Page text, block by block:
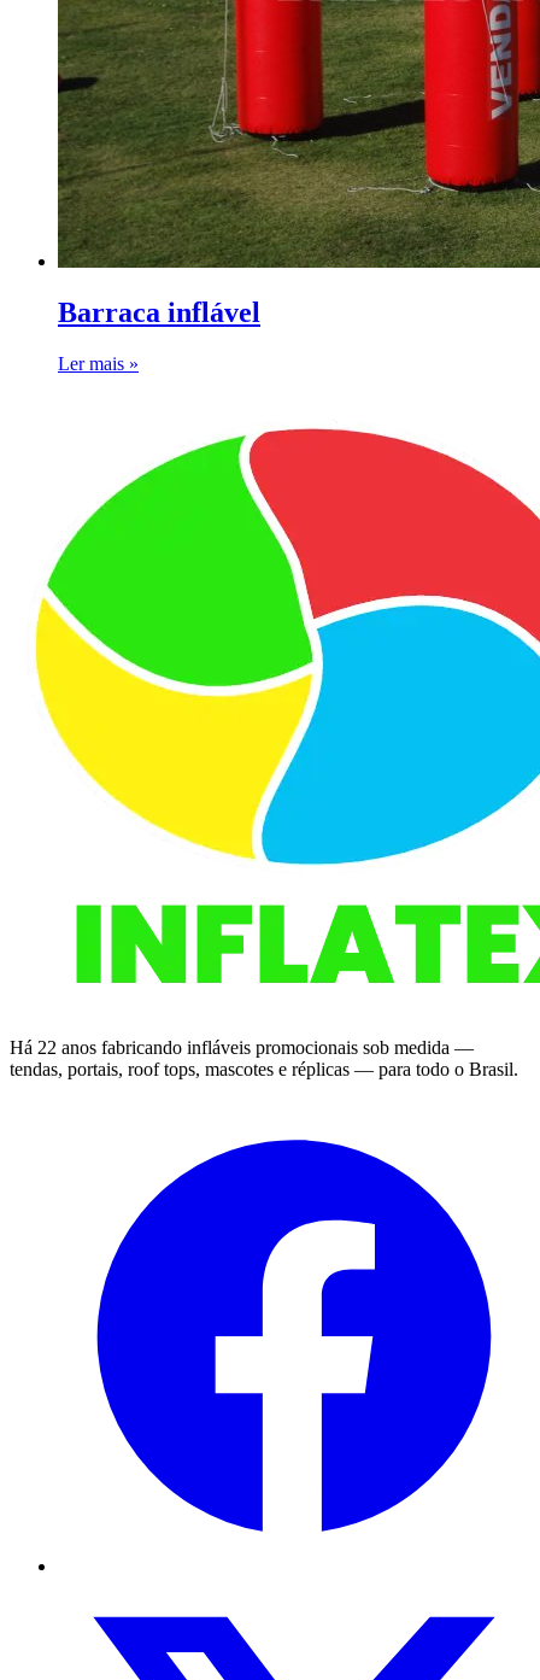
Barraca inflável
Ler mais »
Há 22 anos fabricando infláveis promocionais sob medida —
tendas, portais, roof tops, mascotes e réplicas — para todo o Brasil.